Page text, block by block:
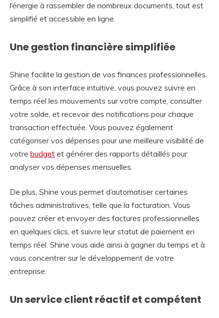
l’énergie à rassembler de nombreux documents, tout est
simplifié et accessible en ligne.
Une gestion financière simplifiée
Shine facilite la gestion de vos finances professionnelles.
Grâce à son interface intuitive, vous pouvez suivre en
temps réel les mouvements sur votre compte, consulter
votre solde, et recevoir des notifications pour chaque
transaction effectuée. Vous pouvez également
catégoriser vos dépenses pour une meilleure visibilité de
votre budget et générer des rapports détaillés pour
analyser vos dépenses mensuelles.
De plus, Shine vous permet d’automatiser certaines
tâches administratives, telle que la facturation. Vous
pouvez créer et envoyer des factures professionnelles
en quelques clics, et suivre leur statut de paiement en
temps réel. Shine vous aide ainsi à gagner du temps et à
vous concentrer sur le développement de votre
entreprise.
Un service client réactif et compétent